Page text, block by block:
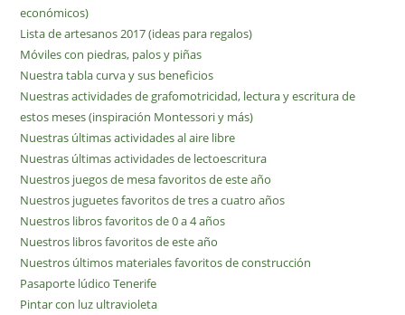
económicos)
Lista de artesanos 2017 (ideas para regalos)
Móviles con piedras, palos y piñas
Nuestra tabla curva y sus beneficios
Nuestras actividades de grafomotricidad, lectura y escritura de
estos meses (inspiración Montessori y más)
Nuestras últimas actividades al aire libre
Nuestras últimas actividades de lectoescritura
Nuestros juegos de mesa favoritos de este año
Nuestros juguetes favoritos de tres a cuatro años
Nuestros libros favoritos de 0 a 4 años
Nuestros libros favoritos de este año
Nuestros últimos materiales favoritos de construcción
Pasaporte lúdico Tenerife
Pintar con luz ultravioleta